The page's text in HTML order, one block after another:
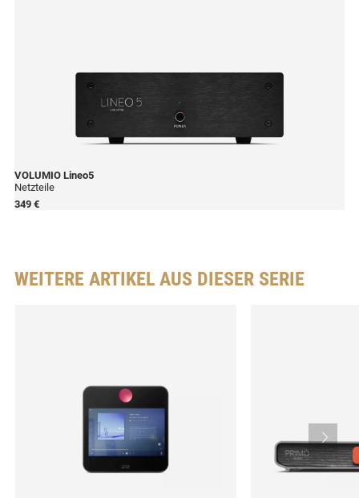
VOLUMIO Lineo5
Netzteile
349 €
WEITERE ARTIKEL AUS DIESER SERIE